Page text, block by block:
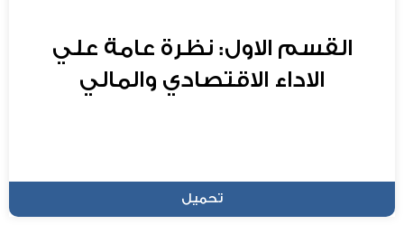
القسم الاول: نظرة عامة علي
الاداء الاقتصادي والمالي
تحميل